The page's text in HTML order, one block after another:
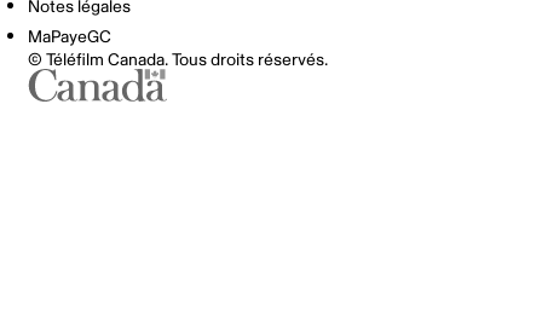
Notes légales
MaPayeGC
© Téléfilm Canada. Tous droits réservés.